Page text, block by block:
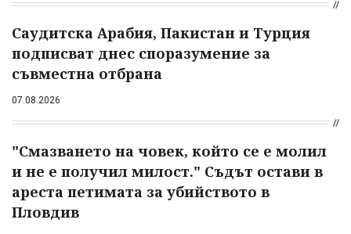
Саудитска Арабия, Пакистан и Турция
подписват днес споразумение за
съвместна отбрана
07.08.2026
"Смазването на човек, който се е молил
и не е получил милост." Съдът остави в
ареста петимата за убийството в
Пловдив